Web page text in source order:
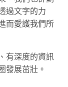
過文字的力
而愛護我們所
有深度的資訊
發展茁壯。